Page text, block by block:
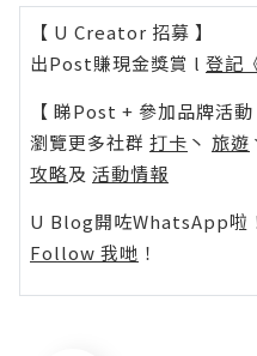
【 U Creator 招募 】
出Post賺現金獎賞 l 登記
【 睇Post + 參加品牌活動
瀏覽更多社群 打卡 丶 旅遊
攻略及 活動情報
U Blog開咗WhatsApp啦
Follow 我哋 ！